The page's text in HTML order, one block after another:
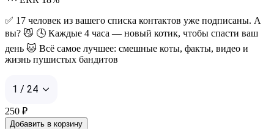
✅ 17 человек из вашего списка контактов уже подписаны. А
вы? 😼 🕓 Каждые 4 часа — новый котик, чтобы спасти ваш
день 🐱 Всё самое лучшее: смешные коты, факты, видео и
жизнь пушистых бандитов
1 / 24
250 ₽
Добавить в корзину